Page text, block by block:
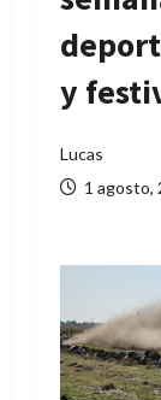
y
Lucas
1 agosto,